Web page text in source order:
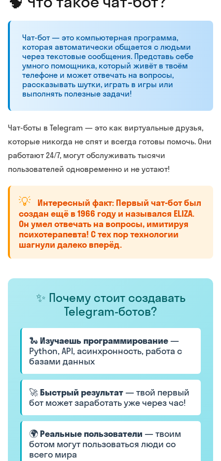
Чат-бот — это компьютерная программа,
которая автоматически общается с людьми
через текстовые сообщения. Представь себе
умного помощника, который живёт в твоём
телефоне и может отвечать на вопросы,
рассказывать шутки, играть в игры или
выполнять полезные задачи!
Чат-боты в Telegram — это как виртуальные друзья,
которые никогда не спят и всегда готовы помочь. Они
работают 24/7, могут обслуживать тысячи
пользователей одновременно и не устают!
💡
Интересный факт: Первый чат-бот был
создан ещё в 1966 году и назывался ELIZA.
Он умел отвечать на вопросы, имитируя
психотерапевта! С тех пор технологии
шагнули далеко вперёд.
✨ Почему стоит создавать
Telegram-ботов?
🐍 Изучаешь программирование —
Python, API, асинхронность, работа с
базами данных
🚀 Быстрый результат — твой первый
бот может заработать уже через час!
🌍 Реальные пользователи — твоим
ботом могут пользоваться люди со
всего мира